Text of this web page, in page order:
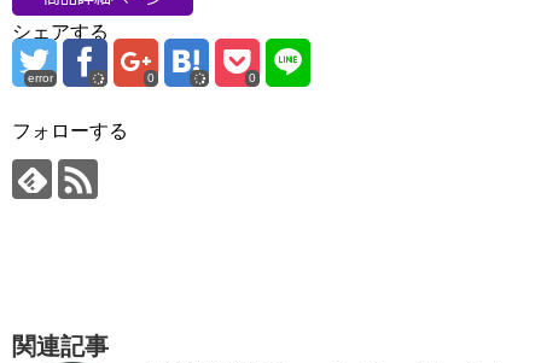
シェアする
error 0 0
フォローする
関連記事